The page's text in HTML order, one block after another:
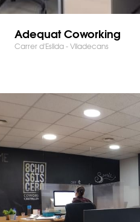
Adequat Coworking
Carrer d'Eslida - Viladecans